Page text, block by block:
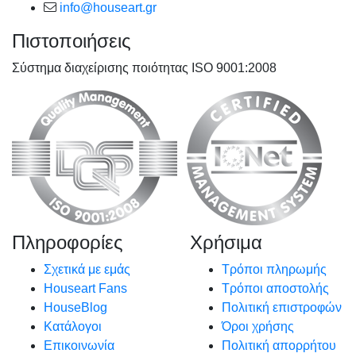
info@houseart.gr
Πιστοποιήσεις
Σύστημα διαχείρισης ποιότητας ISO 9001:2008
Πληροφορίες
Σχετικά με εμάς
Houseart Fans
HouseBlog
Κατάλογοι
Επικοινωνία
Χρήσιμα
Τρόποι πληρωμής
Τρόποι αποστολής
Πολιτική επιστροφών
Όροι χρήσης
Πολιτική απορρήτου